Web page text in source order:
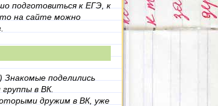
подготовиться к ЕГЭ, к
на сайте можно
поделились
в ВК.
дружим в ВК, уже